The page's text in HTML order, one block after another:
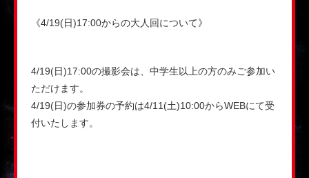
《4/19(日)17:00からの大人回について》
4/19(日)17:00の撮影会は、中学生以上の方のみご参加い
ただけます。
4/19(日)の参加券の予約は4/11(土)10:00からWEBにて受
付いたします。